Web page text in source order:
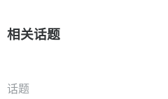
相关话题
话题